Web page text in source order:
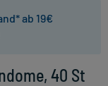
ab 19€
40 St